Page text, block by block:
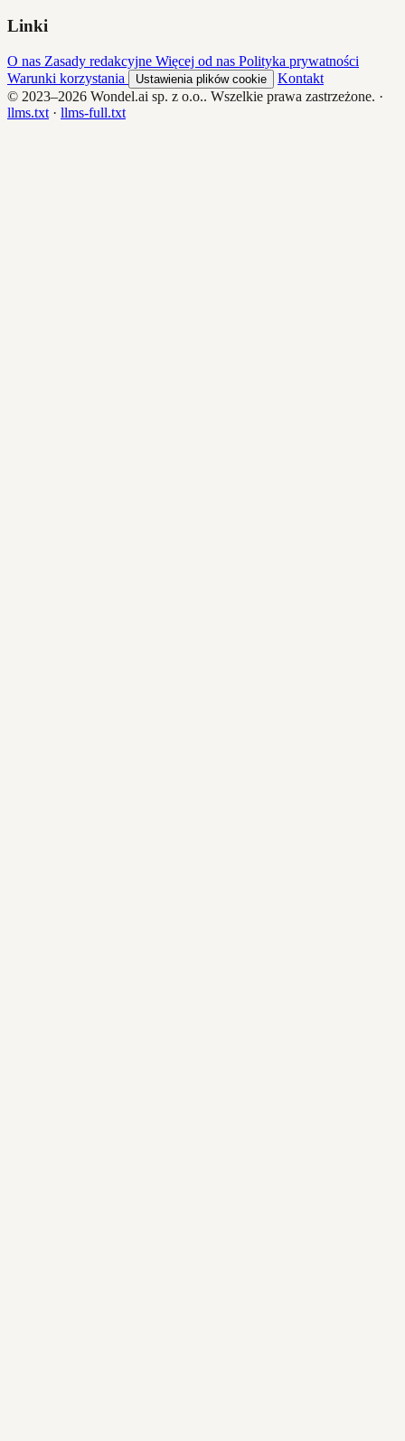
Linki
O nas Zasady redakcyjne Więcej od nas Polityka prywatności
Warunki korzystania
Ustawienia plików cookie
Kontakt
© 2023–2026 Wondel.ai sp. z o.o.. Wszelkie prawa zastrzeżone. ·
llms.txt · llms-full.txt